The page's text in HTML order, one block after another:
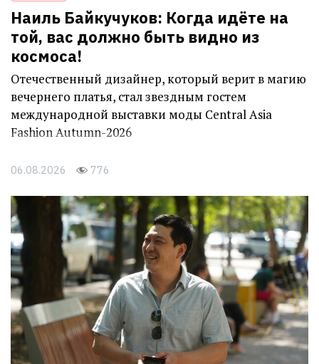
Наиль Байкучуков: Когда идёте на
той, вас должно быть видно из
космоса!
Отечественный дизайнер, который верит в магию
вечернего платья, стал звездным гостем
международной выставки моды Central Asia
Fashion Autumn-2026
06.08.2026 776